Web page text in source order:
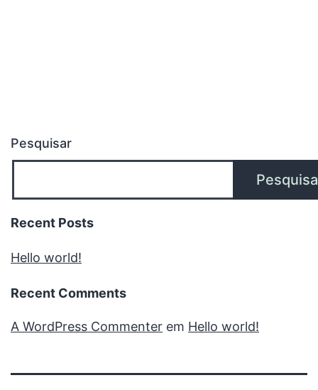
Pesquisar
Recent Posts
Hello world!
Recent Comments
A WordPress Commenter em Hello world!